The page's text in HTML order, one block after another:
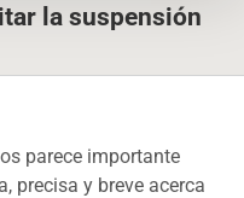
la suspensión
parece importante
precisa y breve acerca